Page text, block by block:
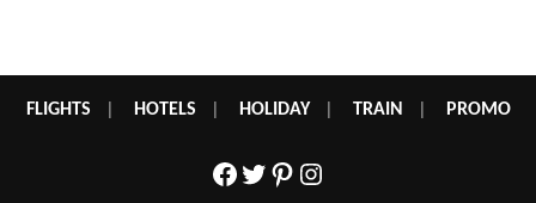
FLIGHTS HOTELS HOLIDAY| TRAIN PROMO
Facebook
Twitter
Pinterest
Instagram